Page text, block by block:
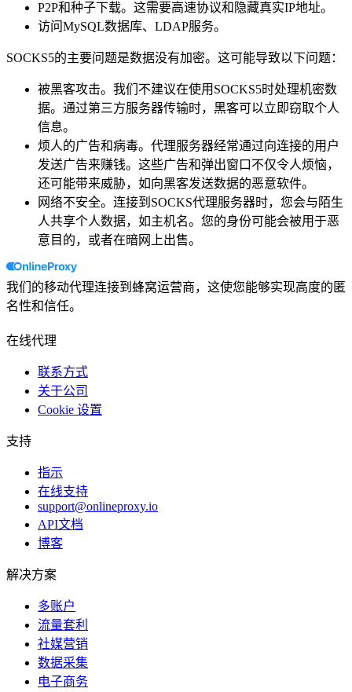
P2P和种子下载。这需要高速协议和隐藏真实IP地址。
访问MySQL数据库、LDAP服务。
SOCKS5的主要问题是数据没有加密。这可能导致以下问题：
被黑客攻击。我们不建议在使用SOCKS5时处理机密数
据。通过第三方服务器传输时，黑客可以立即窃取个人
信息。
烦人的广告和病毒。代理服务器经常通过向连接的用户
发送广告来赚钱。这些广告和弹出窗口不仅令人烦恼，
还可能带来威胁，如向黑客发送数据的恶意软件。
网络不安全。连接到SOCKS代理服务器时，您会与陌生
人共享个人数据，如主机名。您的身份可能会被用于恶
意目的，或者在暗网上出售。
我们的移动代理连接到蜂窝运营商，这使您能够实现高度的匿
名性和信任。
在线代理
联系方式
关于公司
Cookie 设置
支持
指示
在线支持
support@onlineproxy.io
API文档
博客
解决方案
多账户
流量套利
社媒营销
数据采集
电子商务